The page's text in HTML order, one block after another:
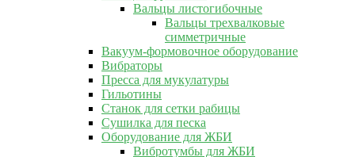
Вальцы листогибочные
Вальцы трехвалковые
симметричные
Вакуум-формовочное оборудование
Вибраторы
Пресса для мукулатуры
Гильотины
Станок для сетки рабицы
Сушилка для песка
Оборудование для ЖБИ
Вибротумбы для ЖБИ